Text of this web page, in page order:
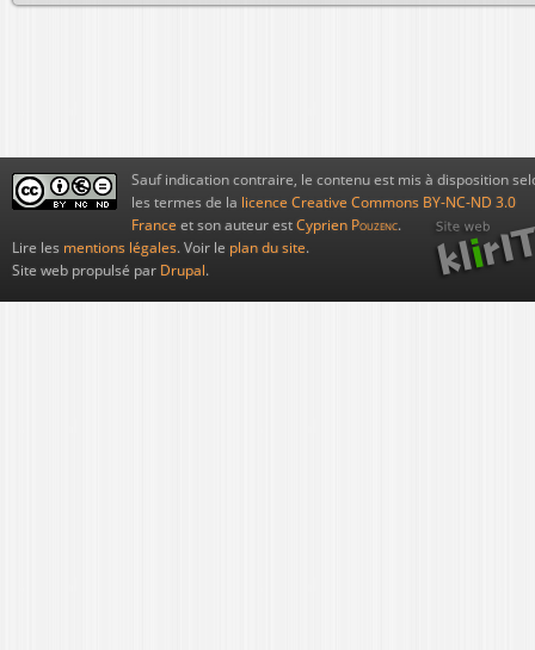
Sauf indication contraire, le contenu est mis à disposition
les termes de la licence Creative Commons BY-NC-ND 3.0
France et son auteur est Cyprien Pouzenc.
Lire les mentions légales. Voir le plan du site.
Site web propulsé par Drupal.